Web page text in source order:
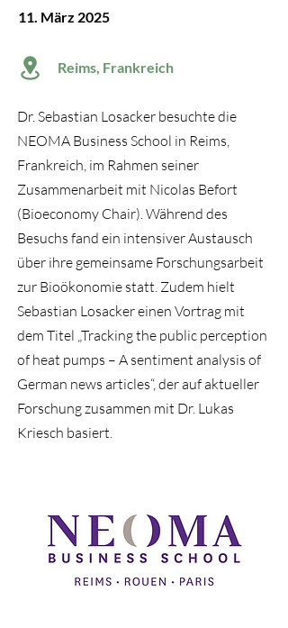
11. März 2025
Reims, Frankreich
Dr. Sebastian Losacker besuchte die
NEOMA Business School in Reims,
Frankreich, im Rahmen seiner
Zusammenarbeit mit Nicolas Befort
(Bioeconomy Chair). Während des
Besuchs fand ein intensiver Austausch
über ihre gemeinsame Forschungsarbeit
zur Bioökonomie statt. Zudem hielt
Sebastian Losacker einen Vortrag mit
dem Titel „Tracking the public perception
of heat pumps – A sentiment analysis of
German news articles“, der auf aktueller
Forschung zusammen mit Dr. Lukas
Kriesch basiert.